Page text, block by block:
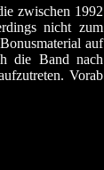
zwischen 1992
nicht zum
auf
die Band nach
Vorab